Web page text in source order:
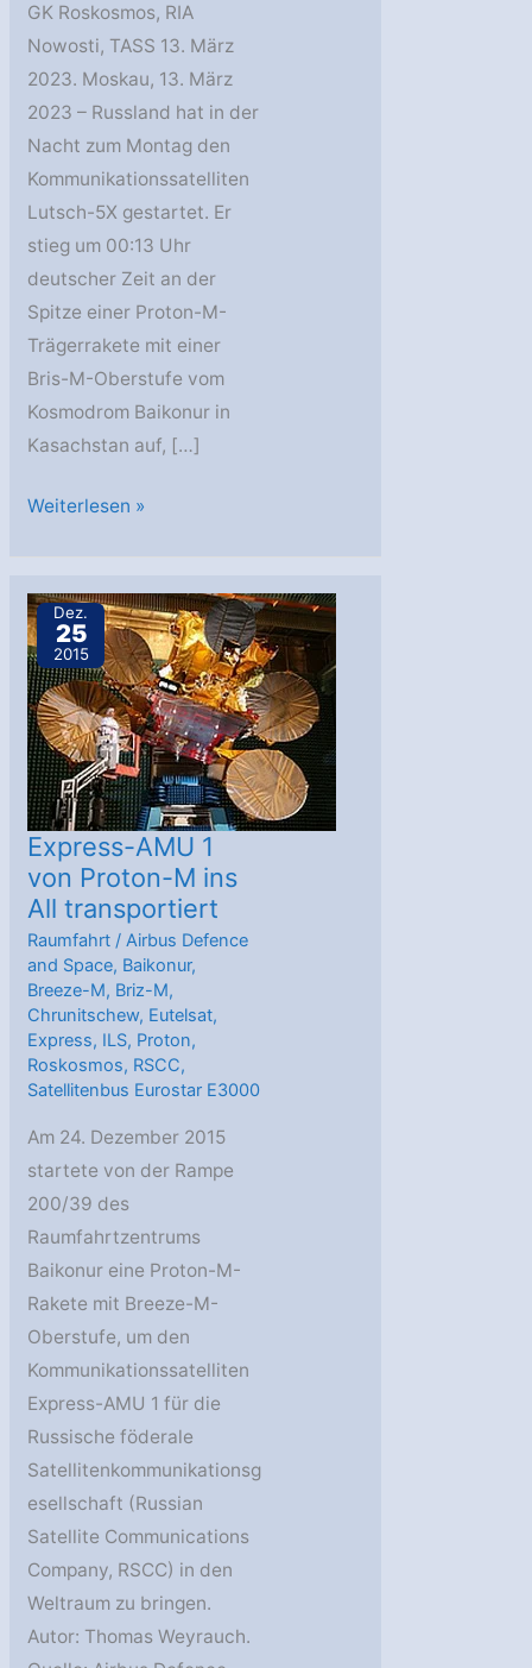
GK Roskosmos, RIA
Nowosti, TASS 13. März
2023. Moskau, 13. März
2023 – Russland hat in der
Nacht zum Montag den
Kommunikationssatelliten
Lutsch-5X gestartet. Er
stieg um 00:13 Uhr
deutscher Zeit an der
Spitze einer Proton-M-
Trägerrakete mit einer
Bris-M-Oberstufe vom
Kosmodrom Baikonur in
Kasachstan auf, […]
Russland
Lutsch-
5X
Weiterlesen »
Dez.
25
2015
Express-AMU 1
von Proton-M ins
All transportiert
Raumfahrt /Airbus Defence
and Space, Baikonur,
Breeze-M, Briz-M,
Chrunitschew, Eutelsat,
Express, ILS, Proton,
Roskosmos, RSCC,
Satellitenbus Eurostar E3000
Am 24. Dezember 2015
startete von der Rampe
200/39 des
Raumfahrtzentrums
Baikonur eine Proton-M-
Rakete mit Breeze-M-
Oberstufe, um den
Kommunikationssatelliten
Express-AMU 1 für die
Russische föderale
Satellitenkommunikationsg
esellschaft (Russian
Satellite Communications
Company, RSCC) in den
Weltraum zu bringen.
Autor: Thomas Weyrauch.